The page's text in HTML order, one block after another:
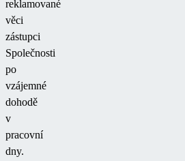
reklamované
věci
zástupci
Společnosti
po
vzájemné
dohodě
v
pracovní
dny.